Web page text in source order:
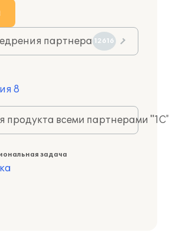
партнера 12616
8
продукта всеми партнерами
задача